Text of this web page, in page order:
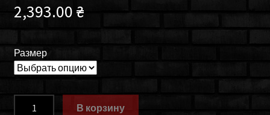
2,393.00 ₴
Размер
В корзину